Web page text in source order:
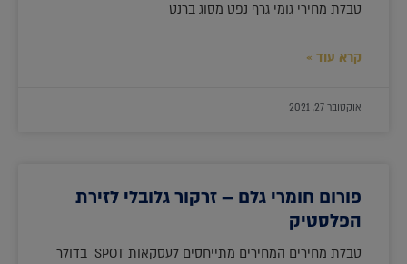
טבלת מחירי גומי גרף נפט מסוג ברנט
קרא עוד »
אוקטובר 27, 2021
פורום חומרי גלם – זרקור גלובלי לזירת
הפלסטיק
טבלת מחירים המחירים מתייחסים לעסקאות SPOT בדולר